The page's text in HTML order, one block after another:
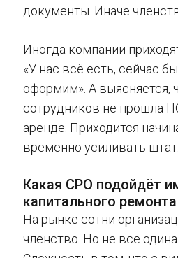
документы. Иначе
Иногда компании
«У нас всё есть, сейчас
оформим». А выясняется,
сотрудников не прошла
аренде. Приходится
временно усиливать штат.
Какая СРО подойдёт
капитального ремонта
На рынке сотни
членство. Но не все